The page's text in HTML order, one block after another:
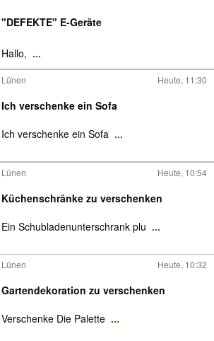
"DEFEKTE" E-Geräte
Hallo, ...
Lünen Heute, 11:30
Ich verschenke ein Sofa
Ich verschenke ein Sofa ...
Lünen Heute, 10:54
Küchenschränke zu verschenken
Ein Schubladenunterschrank plu ...
Lünen Heute, 10:32
Gartendekoration zu verschenken
Verschenke Die Palette ...